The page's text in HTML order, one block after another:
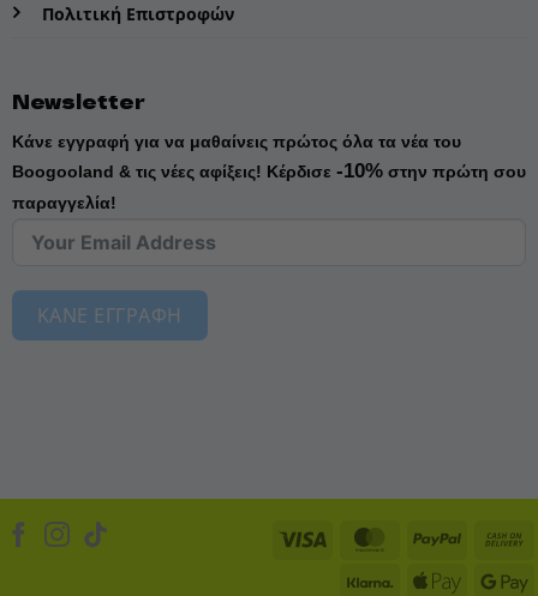
Πολιτική Επιστροφών
Newsletter
Κάνε εγγραφή για να μαθαίνεις πρώτος όλα τα νέα του
Boogooland & τις νέες αφίξεις! Κέρδισε -10%στην πρώτη σου
παραγγελία!
ΚΑΝΕ ΕΓΓΡΑΦΗ
Visa MasterCard
PayPal
KlarnaApple